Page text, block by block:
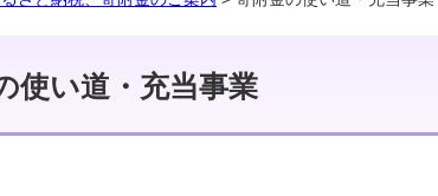
使い道・充当事業